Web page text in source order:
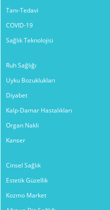
Tanı-Tedavi
COVID-19
Sağlık Teknolojisi
Ruh Sağlığı
Uyku Bozuklukları
Diyabet
Kalp-Damar Hastalıkları
Organ Nakli
Kanser
Cinsel Sağlık
Estetik Güzellik
Kozmo Market